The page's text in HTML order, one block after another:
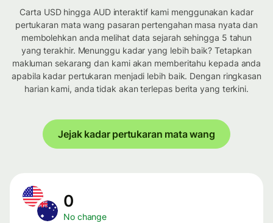
Carta USD hingga AUD interaktif kami menggunakan kadar
pertukaran mata wang pasaran pertengahan masa nyata dan
membolehkan anda melihat data sejarah sehingga 5 tahun
yang terakhir. Menunggu kadar yang lebih baik? Tetapkan
makluman sekarang dan kami akan memberitahu kepada anda
apabila kadar pertukaran menjadi lebih baik. Dengan ringkasan
harian kami, anda tidak akan terlepas berita yang terkini.
Jejak kadar pertukaran mata wang
0
No change